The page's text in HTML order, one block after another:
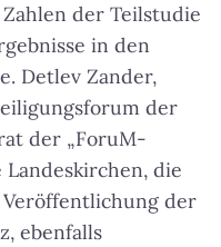
der Teilstudie
in den
Detlev Zander,
der
der „ForuM-
die
der
ebenfalls